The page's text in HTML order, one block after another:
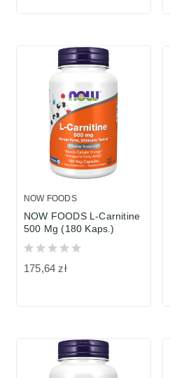
NOW FOODS
NOW FOODS L-Carnitine
500 Mg (180 Kaps.)
175,64 zł